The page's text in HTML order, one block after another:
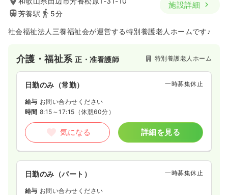
芳養駅
5分
施設詳細
社会福祉法人三養福祉会が運営する特別養護老人ホームです♪
介護・福祉系正・准看護師 特別養護老人ホーム
日勤のみ（常勤） 一時募集休止
給与 お問い合わせください
時間 8:15～17:15 （休憩60分）
気になる 詳細を見る
日勤のみ（パート） 一時募集休止
給与 お問い合わせください